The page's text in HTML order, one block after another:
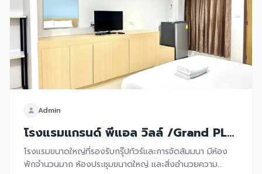
Admin
โรงแรมแกรนด์ พีแอล วิลล์ /Grand PL
Ville Hotel Phatthalung
โรงแรมขนาดใหญ่ที่รองรับกรุ๊ปทัวร์และการจัดสัมมนา มีห้อง
พักจำนวนมาก ห้องประชุมขนาดใหญ่ และสิ่งอำนวยความ